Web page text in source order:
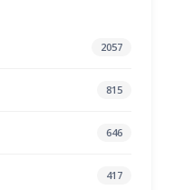
2057
815
646
417